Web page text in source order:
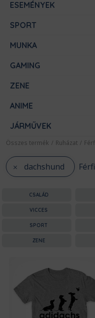
ESEMÉNYEK
SPORT
MUNKA
GAMING
ZENE
ANIME
JÁRMŰVEK
Összes termék / Ruházat /
dachshund
CSALÁD
VICCES
SPORT
ZENE